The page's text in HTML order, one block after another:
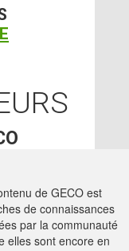
-
de GECO est
de connaissances
par la communauté
elles sont encore en